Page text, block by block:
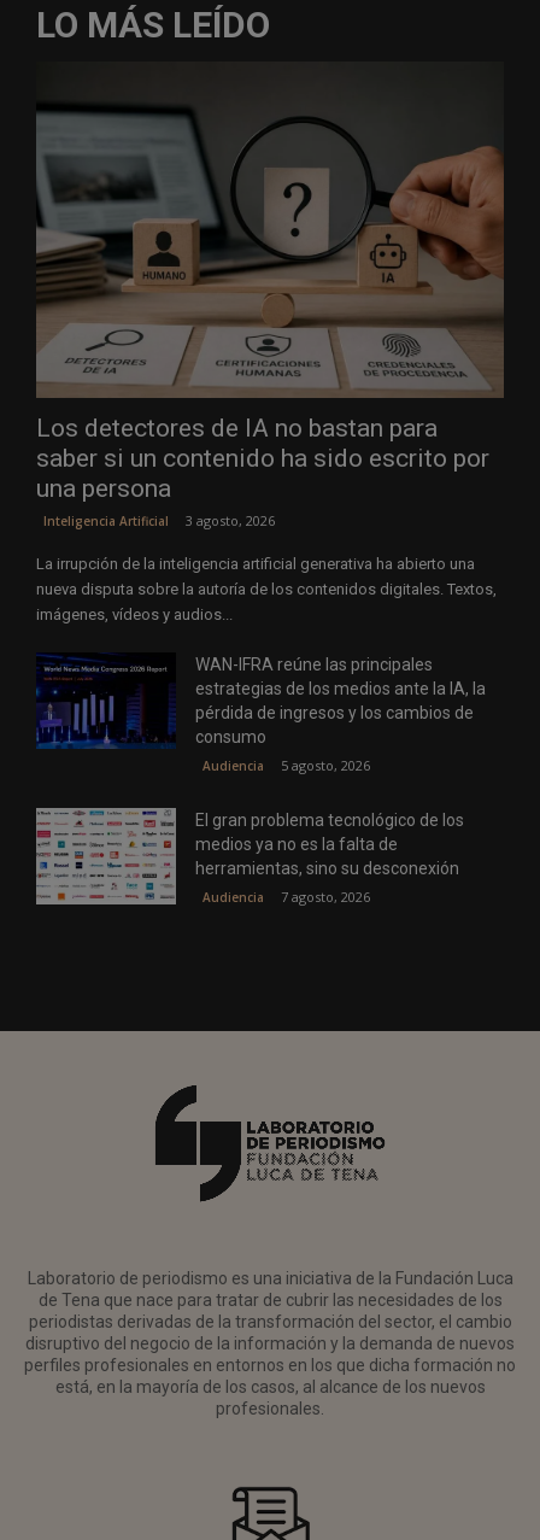
LO MÁS LEÍDO
Los detectores de IA no bastan para
saber si un contenido ha sido escrito por
una persona
Inteligencia Artificial 3 agosto, 2026
La irrupción de la inteligencia artificial generativa ha abierto una
nueva disputa sobre la autoría de los contenidos digitales. Textos,
imágenes, vídeos y audios...
WAN-IFRA reúne las principales
estrategias de los medios ante la IA, la
pérdida de ingresos y los cambios de
consumo
Audiencia 5 agosto, 2026
El gran problema tecnológico de los
medios ya no es la falta de
herramientas, sino su desconexión
Audiencia 7 agosto, 2026
Laboratorio de periodismo es una iniciativa de la Fundación Luca
de Tena que nace para tratar de cubrir las necesidades de los
periodistas derivadas de la transformación del sector, el cambio
disruptivo del negocio de la información y la demanda de nuevos
perfiles profesionales en entornos en los que dicha formación no
está, en la mayoría de los casos, al alcance de los nuevos
profesionales.